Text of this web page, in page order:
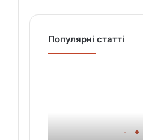
Популярні статті